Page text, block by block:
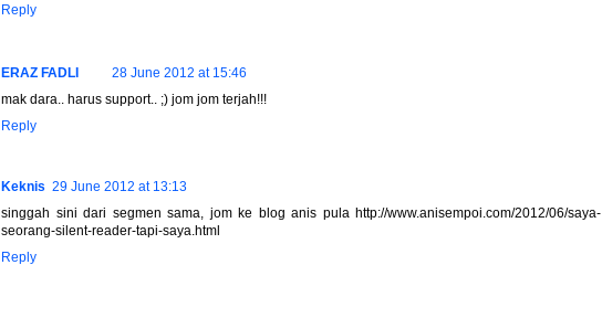
Reply
ERAZ FADLI
28 June 2012 at 15:46
mak dara.. harus support.. ;) jom jom terjah!!!
Reply
Keknis 29 June 2012 at 13:13
singgah sini dari segmen sama, jom ke blog anis pula http://www.anisempoi.com/2012/06/saya-
seorang-silent-reader-tapi-saya.html
Reply